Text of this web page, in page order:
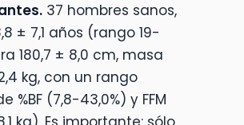
37 hombres sanos,
± 7,1 años (rango 19-
180,7 ± 8,0 cm, masa
kg, con un rango
%BF (7,8-43,0%) y FFM